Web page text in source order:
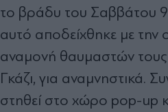
το βράδυ του Σαββάτου
αυτό αποδείχθηκε με
αναμονή θαυμαστών τους
Γκάζι, για αναμνηστικά.
στηθεί στο χώρο pop-up